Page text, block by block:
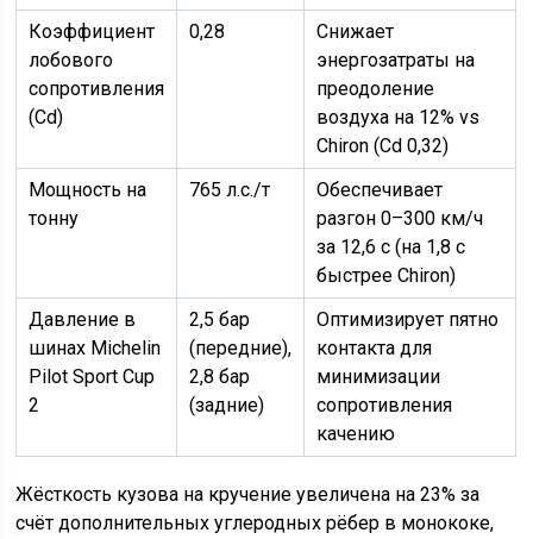
Коэффициент
лобового
сопротивления
(Cd)
0,28
Снижает
энергозатраты на
преодоление
воздуха на 12% vs
Chiron (Cd 0,32)
Мощность на
тонну
765 л.с./т
Обеспечивает
разгон 0–300 км/ч
за 12,6 с (на 1,8 с
быстрее Chiron)
Давление в
шинах Michelin
Pilot Sport Cup
2
2,5 бар
(передние),
2,8 бар
(задние)
Оптимизирует пятно
контакта для
минимизации
сопротивления
качению
Жёсткость кузова на кручение увеличена на 23% за
счёт дополнительных углеродных рёбер в монококе,